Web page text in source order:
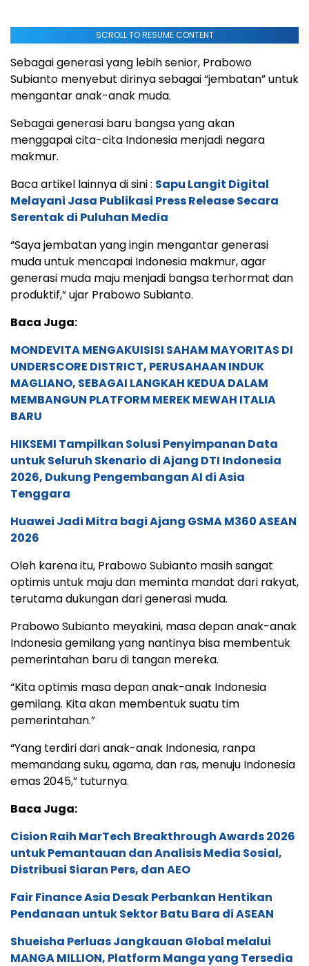
SCROLL TO RESUME CONTENT
Sebagai generasi yang lebih senior, Prabowo
Subianto menyebut dirinya sebagai “jembatan” untuk
mengantar anak-anak muda.
Sebagai generasi baru bangsa yang akan
menggapai cita-cita Indonesia menjadi negara
makmur.
Baca artikel lainnya di sini : Sapu Langit Digital
Melayani Jasa Publikasi Press Release Secara
Serentak di Puluhan Media
“Saya jembatan yang ingin mengantar generasi
muda untuk mencapai Indonesia makmur, agar
generasi muda maju menjadi bangsa terhormat dan
produktif,” ujar Prabowo Subianto.
Baca Juga:
MONDEVITA MENGAKUISISI SAHAM MAYORITAS DI
UNDERSCORE DISTRICT, PERUSAHAAN INDUK
MAGLIANO, SEBAGAI LANGKAH KEDUA DALAM
MEMBANGUN PLATFORM MEREK MEWAH ITALIA
BARU
HIKSEMI Tampilkan Solusi Penyimpanan Data
untuk Seluruh Skenario di Ajang DTI Indonesia
2026, Dukung Pengembangan AI di Asia
Tenggara
Huawei Jadi Mitra bagi Ajang GSMA M360 ASEAN
2026
Oleh karena itu, Prabowo Subianto masih sangat
optimis untuk maju dan meminta mandat dari rakyat,
terutama dukungan dari generasi muda.
Prabowo Subianto meyakini, masa depan anak-anak
Indonesia gemilang yang nantinya bisa membentuk
pemerintahan baru di tangan mereka.
“Kita optimis masa depan anak-anak Indonesia
gemilang. Kita akan membentuk suatu tim
pemerintahan.”
“Yang terdiri dari anak-anak Indonesia, ranpa
memandang suku, agama, dan ras, menuju Indonesia
emas 2045,” tuturnya.
Baca Juga:
Cision Raih MarTech Breakthrough Awards 2026
untuk Pemantauan dan Analisis Media Sosial,
Distribusi Siaran Pers, dan AEO
Fair Finance Asia Desak Perbankan Hentikan
Pendanaan untuk Sektor Batu Bara di ASEAN
Shueisha Perluas Jangkauan Global melalui
MANGA MILLION, Platform Manga yang Tersedia